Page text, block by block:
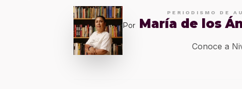
PERIODISMO DE
Por María de los
Conoce a